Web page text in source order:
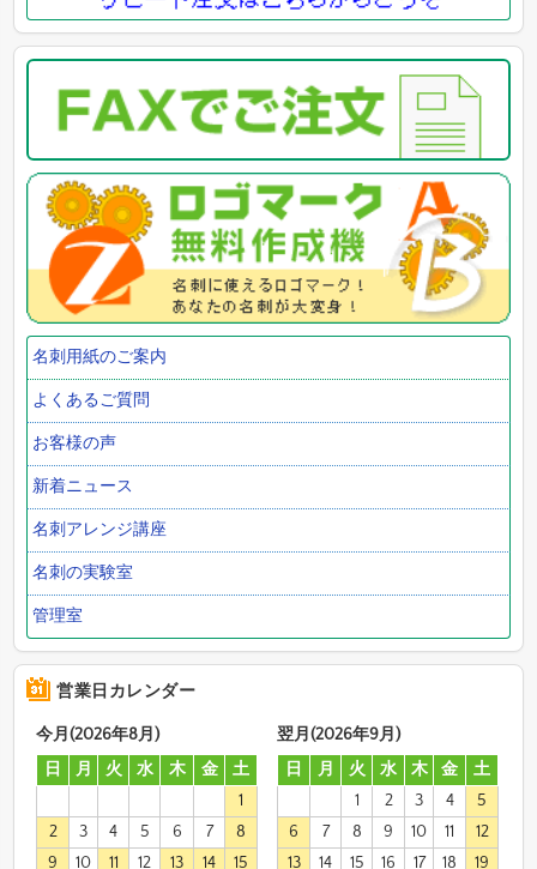
名刺用紙のご案内
よくあるご質問
お客様の声
新着ニュース
名刺アレンジ講座
名刺の実験室
管理室
営業日カレンダー
今月(2026年8月)
日
月 火 水 木 金
土
1
2
3 4 5 6 7
8
9
10 11 12 13 14 15
翌月(2026年9月)
日
月 火 水 木 金
土
1
2 3 4
5
6
7 8 9 10 11
12
13
14 15 16 17 18 19